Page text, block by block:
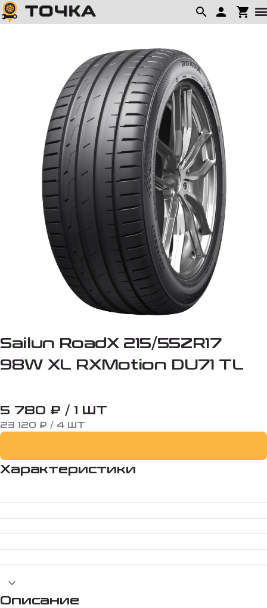
Sailun RoadX 215/55ZR17
98W XL RXMotion DU71 TL
5 780 ₽ / 1 ШТ
23 120 ₽ / 4 ШТ
Характеристики
Описание